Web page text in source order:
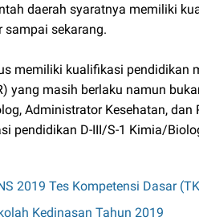
daerah syaratnya memiliki
sekarang.
memiliki kualifikasi pendidikan
yang masih berlaku namun
Administrator Kesehatan,
pendidikan D-III/S-1 Kimia/
2019 Tes Kompetensi Dasar
Kedinasan Tahun 2019